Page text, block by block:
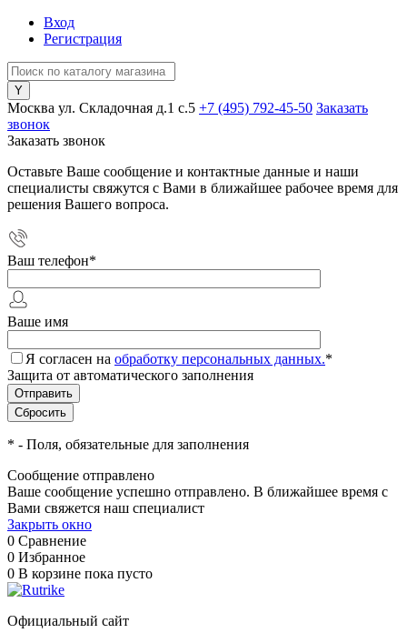
Вход
Регистрация
Москва ул. Складочная д.1 c.5 +7 (495) 792-45-50 Заказать
звонок
Заказать звонок
Оставьте Ваше сообщение и контактные данные и наши
специалисты свяжутся с Вами в ближайшее рабочее время для
решения Вашего вопроса.
Ваш телефон*
Ваше имя
Я согласен на обработку персональных данных.*
Защита от автоматического заполнения
* - Поля, обязательные для заполнения
Сообщение отправлено
Ваше сообщение успешно отправлено. В ближайшее время с
Вами свяжется наш специалист
Закрыть окно
0 Сравнение
0 Избранное
0 В корзине пока пусто
Официальный сайт